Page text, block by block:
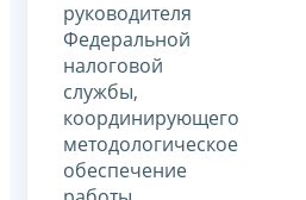
руководителя
Федеральной
налоговой
службы,
координирующего
методологическое
обеспечение